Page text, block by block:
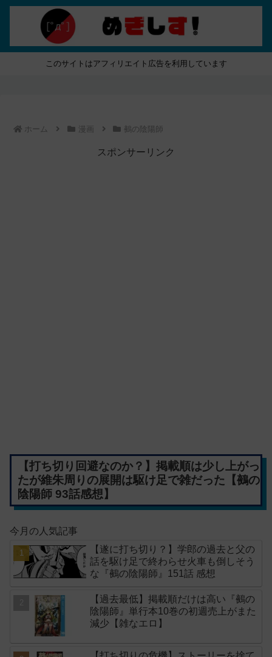
このサイトはアフィリエイト広告を利用しています
ホーム 漫画 鵺の陰陽師
スポンサーリンク
【打ち切り回避なのか？】掲載順は少し上がっ
たが維朱周りの展開は駆け足で雑だった【鵺の
陰陽師 93話感想】
今月の人気記事
【遂に打ち切り？】学郎の過去と父の
話を駆け足で終わらせ火車も倒しそう
な『鵺の陰陽師』151話 感想
【過去最低】掲載順だけは高い『鵺の
陰陽師』単行本10巻の初週売上がまた
減少【雑なエロ】